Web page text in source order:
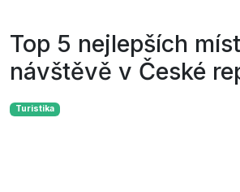
Top 5 nejlepších
návštěvě v České
Turistika